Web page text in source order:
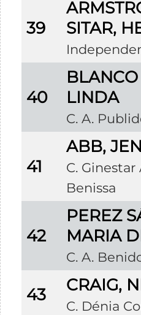
39
SITAR,
40
BLANCO
LINDA
C. A.
41
ABB,
C.
Benissa
42
PEREZ
MARIA
C. A.
43 CRAIG,
C. Dénia